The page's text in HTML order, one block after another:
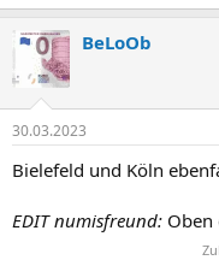
BeLoOb
30.03.2023
Bielefeld und Köln
EDIT numisfreund: Oben